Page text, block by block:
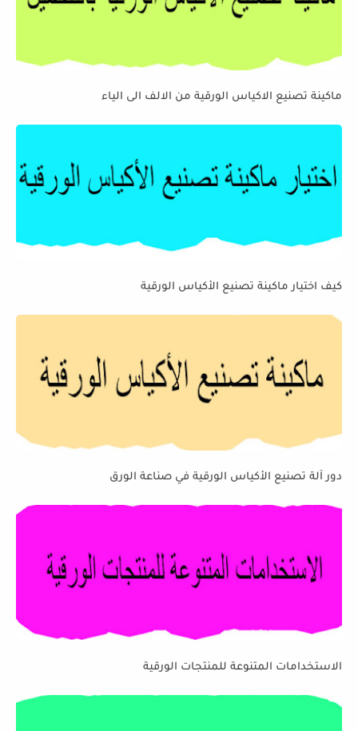
ماكينة تصنيع الاكياس الورقية من الالف الى الياء
كيف اختيار ماكينة تصنيع الأكياس الورقية
دور آلة تصنيع الأكياس الورقية في صناعة الورق
الاستخدامات المتنوعة للمنتجات الورقية